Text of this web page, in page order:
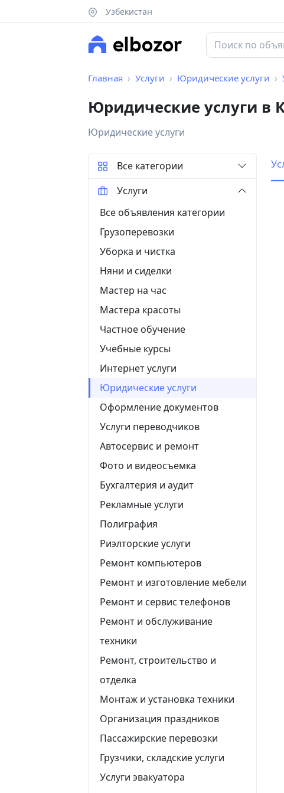
Узбекистан
Главная Услуги Юридические услуги
Юридические услуги в
Юридические услуги
Все категории
Услуги
Все объявления категории
Грузоперевозки
Уборка и чистка
Няни и сиделки
Мастер на час
Мастера красоты
Частное обучение
Учебные курсы
Интернет услуги
Юридические услуги
Оформление документов
Услуги переводчиков
Автосервис и ремонт
Фото и видеосъемка
Бухгалтерия и аудит
Рекламные услуги
Полиграфия
Риэлторские услуги
Ремонт компьютеров
Ремонт и изготовление мебели
Ремонт и сервис телефонов
Ремонт и обслуживание
техники
Ремонт, строительство и
отделка
Монтаж и установка техники
Организация праздников
Пассажирские перевозки
Грузчики, складские услуги
Услуги эвакуатора